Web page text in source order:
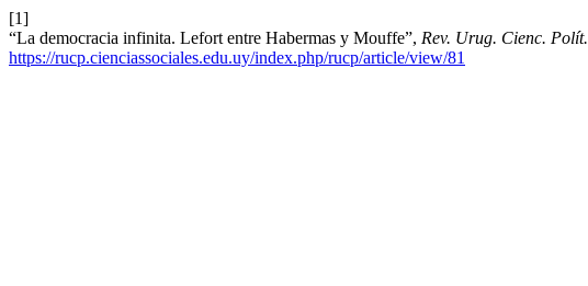
[1]
“La democracia infinita. Lefort entre Habermas y Mouffe”, Rev. Urug. Cienc. Polít.
https://rucp.cienciassociales.edu.uy/index.php/rucp/article/view/81